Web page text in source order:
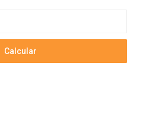
Calcular